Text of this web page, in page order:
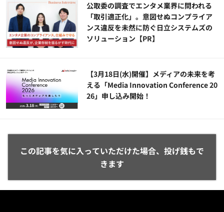
公​​取委の調査でエンタメ業界に問われる
「取引適正化」。意図せぬコンプライア
ンス違反を未然に防ぐ日立システムズの
ソリューション​【PR】
【3月18日(水)開催】メディアの未来を考
える「Media Innovation Conference 20
26」申し込み開始！
この記事を気に入っていただけた場合、投げ銭もで
きます